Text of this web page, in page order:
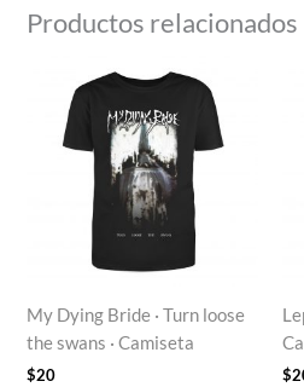
Productos relacionados
My Dying Bride · Turn loose
the swans · Camiseta
$20 $